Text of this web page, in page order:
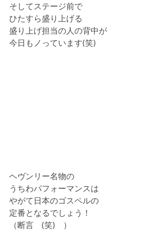
そしてステージ前で
ひたすら盛り上げる
盛り上げ担当の人の背中が
今日もノっています(笑)
ヘヴンリー名物の
うちわパフォーマンスは
やがて日本のゴスペルの
定番となるでしょう！
（断言　(笑)　）